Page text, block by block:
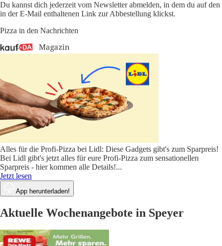
Du kannst dich jederzeit vom Newsletter abmelden, in dem du auf den
in der E-Mail enthaltenen Link zur Abbestellung klickst.
Pizza in den Nachrichten
Alles für die Profi-Pizza bei Lidl: Diese Gadgets gibt's zum Sparpreis!
Bei Lidl gibt's jetzt alles für eure Profi-Pizza zum sensationellen
Sparpreis - hier kommen alle Details!...
Jetzt lesen
App herunterladen!
Aktuelle Wochenangebote in Speyer